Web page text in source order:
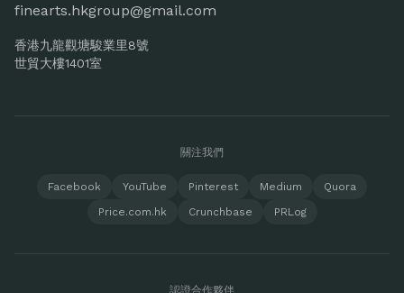
finearts.hkgroup@gmail.com
香港九龍觀塘駿業里8號
世貿大樓1401室
關注我們
Facebook YouTube Pinterest Medium
Quora
Price.com.hk
Crunchbase PRLog
認證合作夥伴